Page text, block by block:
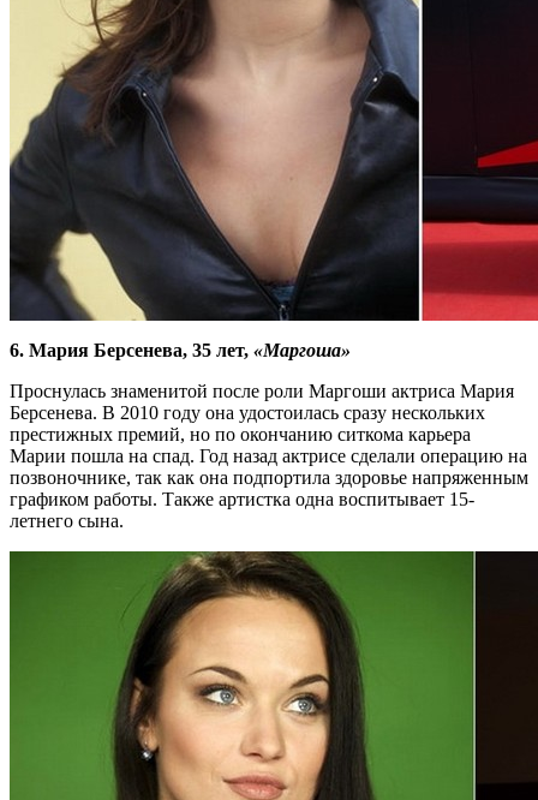
6. Мария Берсенева, 35 лет, «Маргоша»
Проснулась знаменитой после роли Маргоши актриса Мария
Берсенева. В 2010 году она удостоилась сразу нескольких
престижных премий, но по окончанию ситкома карьера
Марии пошла на спад. Год назад актрисе сделали операцию на
позвоночнике, так как она подпортила здоровье напряженным
графиком работы. Также артистка одна воспитывает 15-
летнего сына.